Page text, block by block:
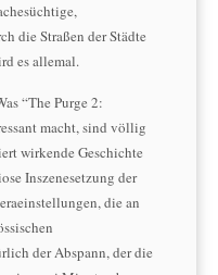
die Straßen der Städte
es allemal.
“The Purge 2:
macht, sind völlig
wirkende Geschichte
Inszenesetzung der
die an
der Abspann, der die